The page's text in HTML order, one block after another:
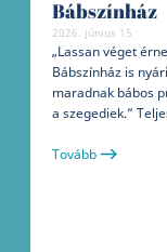
Bábszínház
2026. június 15
„Lassan véget
Bábszínház is
maradnak bábos
a szegediek.”
Tovább